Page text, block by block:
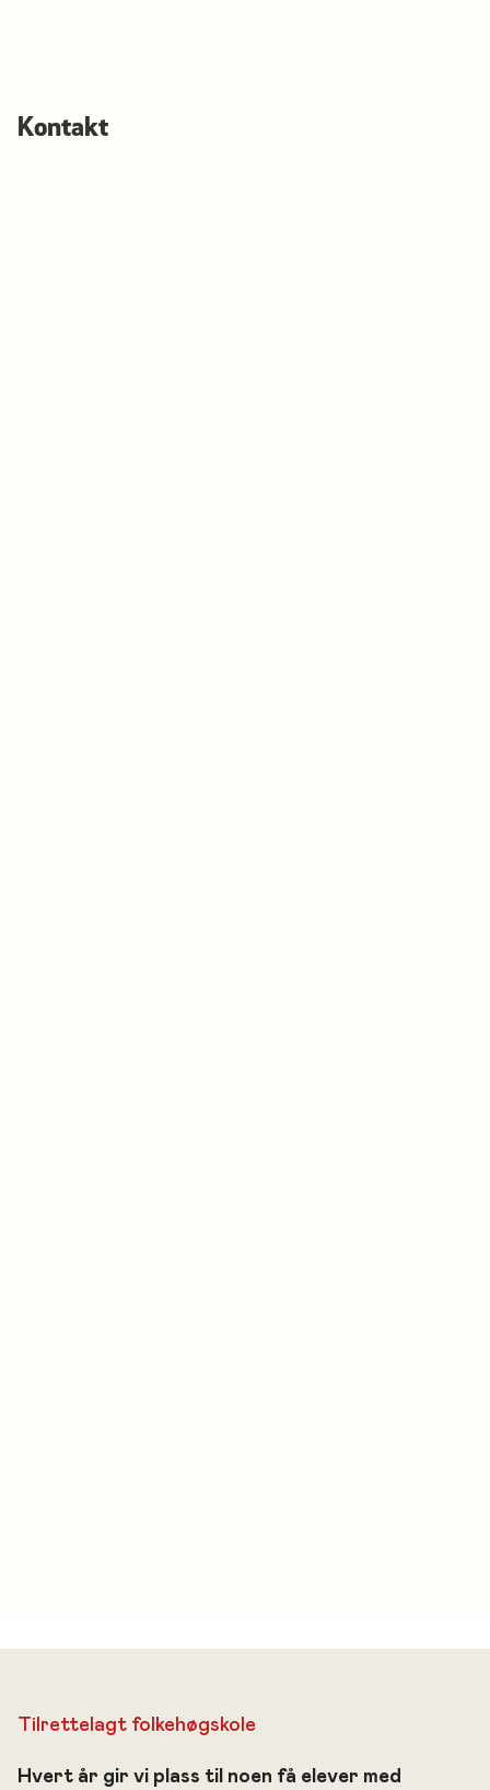
Kontakt
Tilrettelagt folkehøgskole
Hvert år gir vi plass til noen få elever med